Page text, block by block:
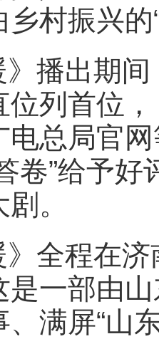
村振兴的
》播出期
位列首位
电总局官
卷”给予
。
》全程在
是一部由
满屏“山